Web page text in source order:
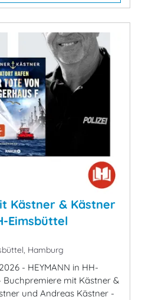
Kästner & Kästner
Eimsbüttel
Hamburg
- HEYMANN in HH-
mit Kästner &
und Andreas Kästner -